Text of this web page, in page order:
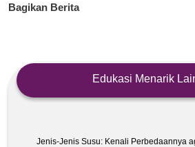
Bagikan Berita
Edukasi Menarik
Jenis-Jenis Susu: Kenali Perbedaannya